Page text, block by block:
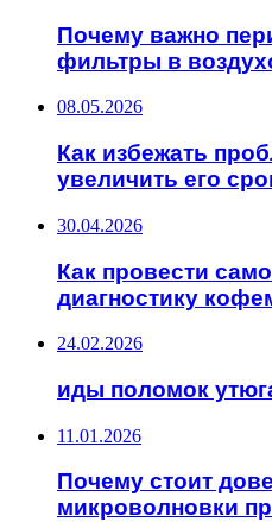
Почему важно
фильтры в
08.05.2026
Как избежать
увеличить его
30.04.2026
Как провести
диагностику
24.02.2026
иды поломок
11.01.2026
Почему стоит
микроволновки